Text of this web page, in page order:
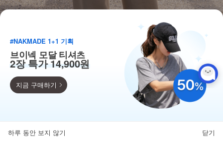
득템찬스
#NAKMADE 1+1 기획
브이넥 모달 티셔츠
2장 특가 14,900원
지금 구매하기
하루 동안 보지 않기 닫기
뒤로가기 카테고리 마이페이지